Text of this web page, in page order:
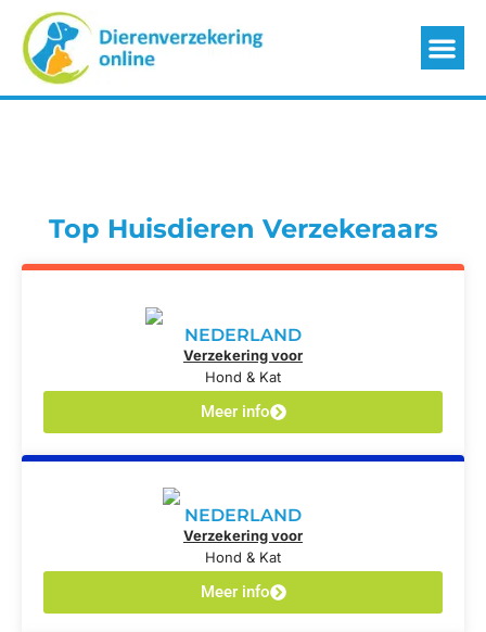
Top Huisdieren Verzekeraars
NEDERLAND
Verzekering voor
Hond & Kat
Meer info
NEDERLAND
Verzekering voor
Hond & Kat
Meer info